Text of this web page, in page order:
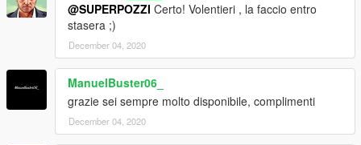
@SUPERPOZZI Certo! Volentieri , la faccio entro
stasera ;)
December 04, 2020
ManuelBuster06_
grazie sei sempre molto disponibile, complimenti
December 04, 2020